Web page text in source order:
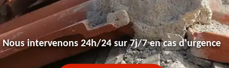
Nous intervenons 24h/24 sur 7j/7 en cas d'urgence